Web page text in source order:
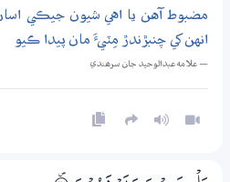
مضبوط آهن يا اهي شيون جيڪي
انهن کي چنبڙندڙ مِٽيءَ مان پيدا ڪيو
— علامه عبدالوحيد جان سرھندي